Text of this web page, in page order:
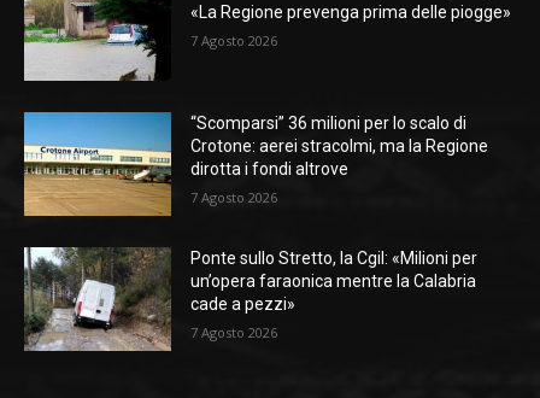
«La Regione prevenga prima delle piogge»
7 Agosto 2026
“Scomparsi” 36 milioni per lo scalo di
Crotone: aerei stracolmi, ma la Regione
dirotta i fondi altrove
7 Agosto 2026
Ponte sullo Stretto, la Cgil: «Milioni per
un’opera faraonica mentre la Calabria
cade a pezzi»
7 Agosto 2026